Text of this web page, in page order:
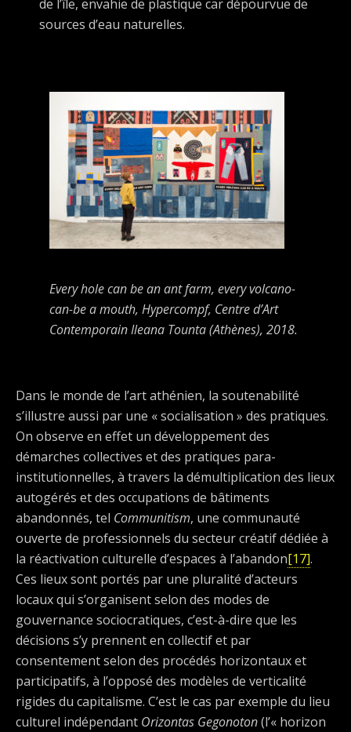
de l’île, envahie de plastique car dépourvue de
sources d’eau naturelles.
Every hole can be an ant farm, every volcano-
can-be a mouth, Hypercompf, Centre d’Art
Contemporain Ileana Tounta (Athènes), 2018.
Dans le monde de l’art athénien, la soutenabilité
s’illustre aussi par une « socialisation » des pratiques.
On observe en effet un développement des
démarches collectives et des pratiques para-
institutionnelles, à travers la démultiplication des lieux
autogérés et des occupations de bâtiments
abandonnés, tel Communitism, une communauté
ouverte de professionnels du secteur créatif dédiée à
la réactivation culturelle d’espaces à l’abandon[17].
Ces lieux sont portés par une pluralité d’acteurs
locaux qui s’organisent selon des modes de
gouvernance sociocratiques, c’est-à-dire que les
décisions s’y prennent en collectif et par
consentement selon des procédés horizontaux et
participatifs, à l’opposé des modèles de verticalité
rigides du capitalisme. C’est le cas par exemple du lieu
culturel indépendant Orizontas Gegonoton(l’« horizon